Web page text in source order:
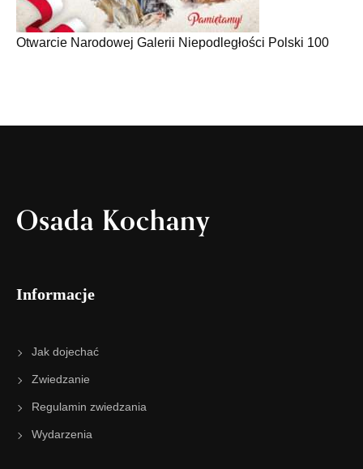
Otwarcie Narodowej Galerii Niepodległości Polski 100
Osada Kochany
Informacje
Jak dojechać
Zwiedzanie
Regulamin zwiedzania
Wydarzenia